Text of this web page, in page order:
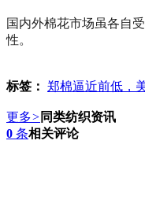
国内外棉花市场虽各自
性。
标签： 郑棉逼近前低，
更多> 同类纺织资讯
0 条相关评论